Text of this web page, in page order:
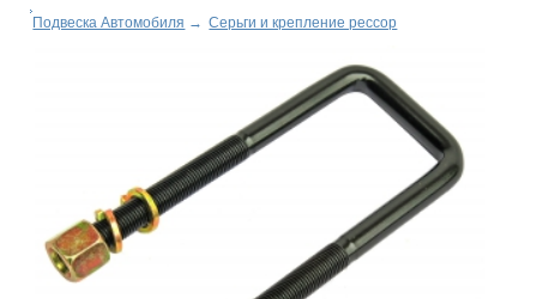
Подвеска Автомобиля → Серьги и крепление рессор